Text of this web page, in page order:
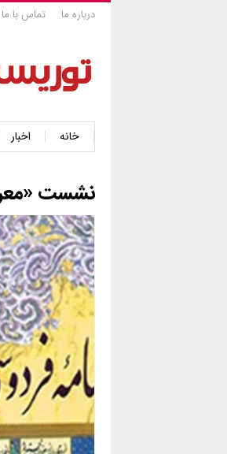
درباره ما تماس با ما
خانه اخبار
نشست